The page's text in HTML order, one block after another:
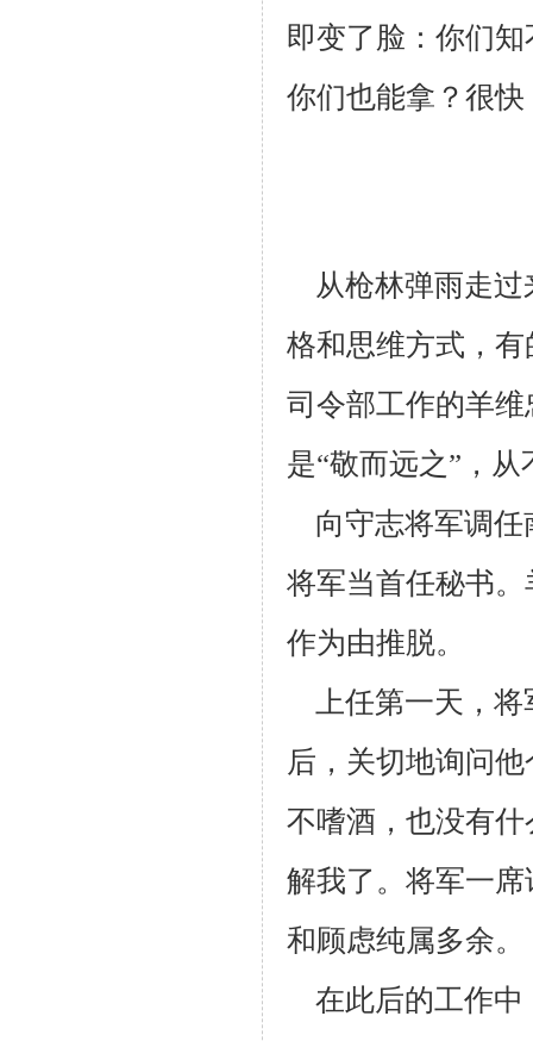
即变了脸：你们知
你们也能拿？很
从枪林弹雨走过
格和思维方式，
司令部工作的羊维
是“敬而远之”，从
向守志将军调任
将军当首任秘书
作为由推脱。
上任第一天，将
后，关切地询问
不嗜酒，也没有什
解我了。 将军一
和顾虑纯属多余。
在此后的工作中